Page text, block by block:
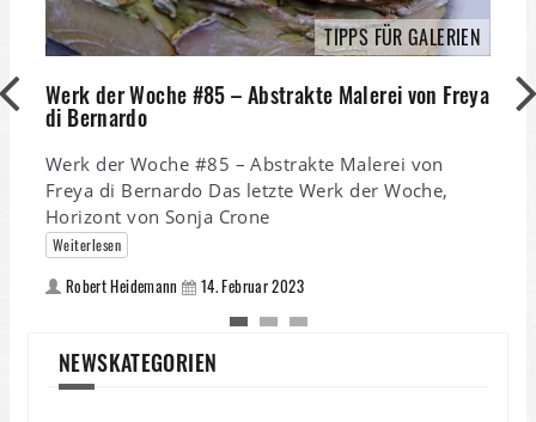
TIPPS FÜR GALERIEN
Werk der Woche #85 – Abstrakte Malerei von Freya
di Bernardo
Werk der Woche #85 – Abstrakte Malerei von
Freya di Bernardo Das letzte Werk der Woche,
Horizont von Sonja Crone
Weiterlesen
Robert Heidemann 14. Februar 2023
NEWSKATEGORIEN